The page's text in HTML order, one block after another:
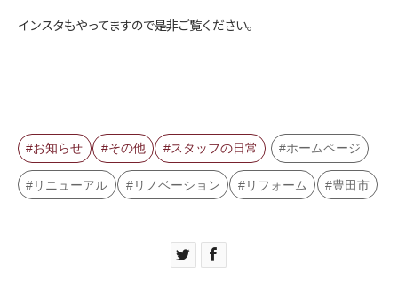
インスタもやってますので是非ご覧ください。
お知らせ その他 スタッフの日常 ホームページ
リニューアル リノベーション リフォーム 豊田市